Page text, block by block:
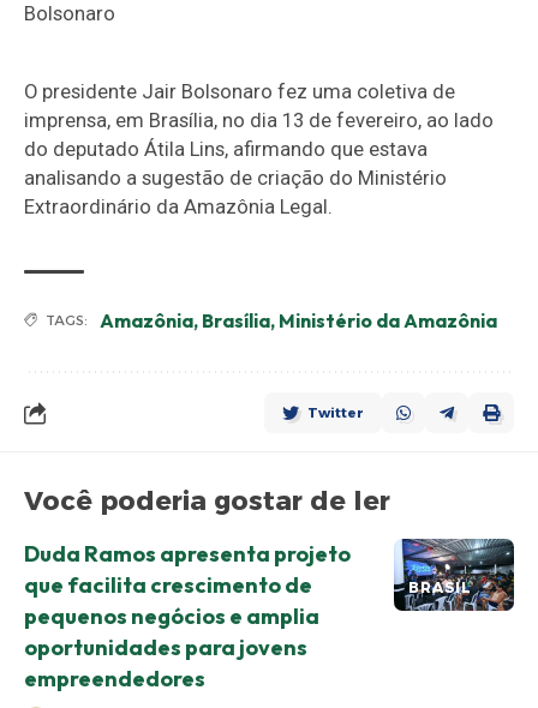
Bolsonaro
O presidente Jair Bolsonaro fez uma coletiva de
imprensa, em Brasília, no dia 13 de fevereiro, ao lado
do deputado Átila Lins, afirmando que estava
analisando a sugestão de criação do Ministério
Extraordinário da Amazônia Legal.
TAGS: Amazônia, Brasília, Ministério da Amazônia
Twitter
Você poderia gostar de ler
BRASIL
Duda Ramos apresenta projeto
que facilita crescimento de
pequenos negócios e amplia
oportunidades para jovens
empreendedores